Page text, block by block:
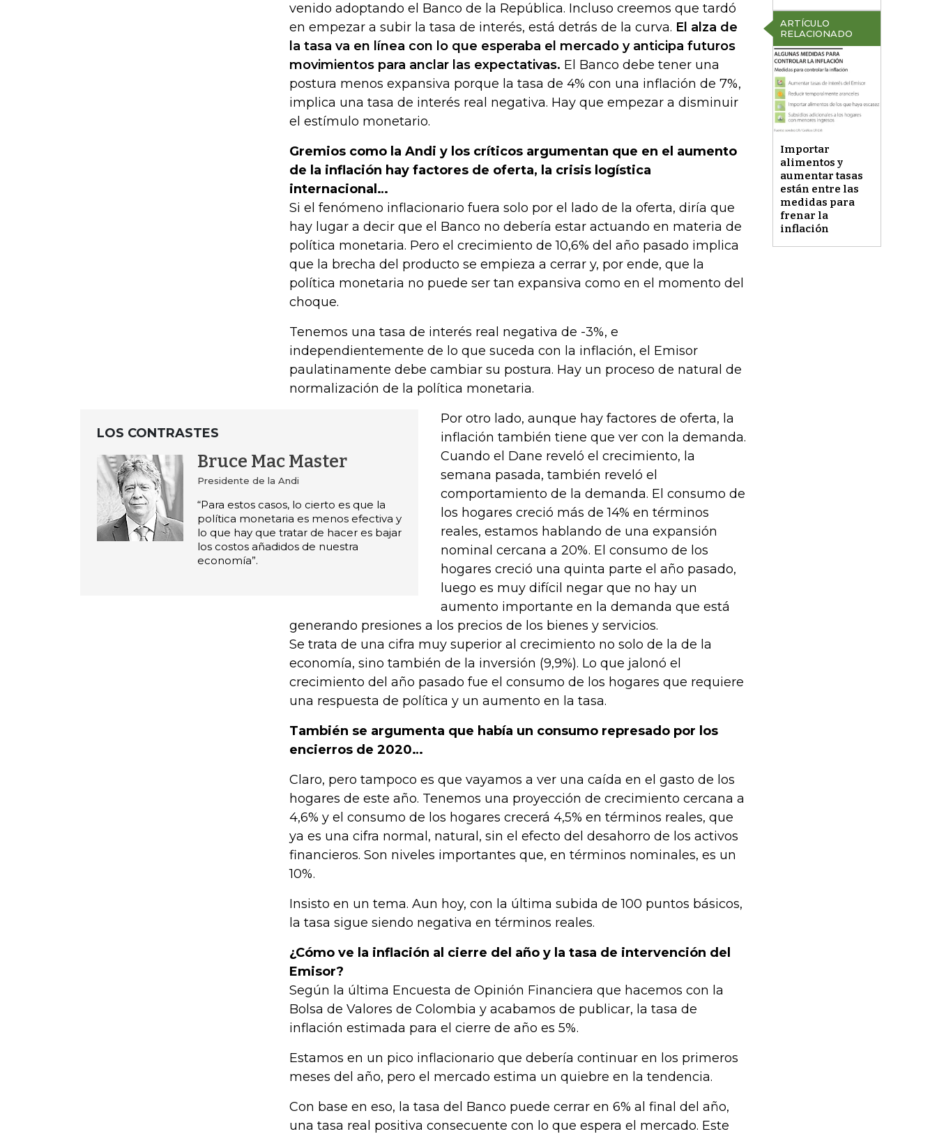
ARTÍCULO
RELACIONADO
Importar
alimentos y
aumentar tasas
están entre las
medidas para
frenar la
inflación
venido adoptando el Banco de la República. Incluso creemos que tardó
en empezar a subir la tasa de interés, está detrás de la curva. El alza de
la tasa va en línea con lo que esperaba el mercado y anticipa futuros
movimientos para anclar las expectativas. El Banco debe tener una
postura menos expansiva porque la tasa de 4% con una inflación de 7%,
implica una tasa de interés real negativa. Hay que empezar a disminuir
el estímulo monetario.
Gremios como la Andi y los críticos argumentan que en el aumento
de la inflación hay factores de oferta, la crisis logística
internacional…
Si el fenómeno inflacionario fuera solo por el lado de la oferta, diría que
hay lugar a decir que el Banco no debería estar actuando en materia de
política monetaria. Pero el crecimiento de 10,6% del año pasado implica
que la brecha del producto se empieza a cerrar y, por ende, que la
política monetaria no puede ser tan expansiva como en el momento del
choque.
Tenemos una tasa de interés real negativa de -3%, e
independientemente de lo que suceda con la inflación, el Emisor
paulatinamente debe cambiar su postura. Hay un proceso de natural de
normalización de la política monetaria.
LOS CONTRASTES
Bruce Mac Master
Presidente de la Andi
“Para estos casos, lo cierto es que la
política monetaria es menos efectiva y
lo que hay que tratar de hacer es bajar
los costos añadidos de nuestra
economía”.
Por otro lado, aunque hay factores de oferta, la
inflación también tiene que ver con la demanda.
Cuando el Dane reveló el crecimiento, la
semana pasada, también reveló el
comportamiento de la demanda. El consumo de
los hogares creció más de 14% en términos
reales, estamos hablando de una expansión
nominal cercana a 20%. El consumo de los
hogares creció una quinta parte el año pasado,
luego es muy difícil negar que no hay un
aumento importante en la demanda que está
generando presiones a los precios de los bienes y servicios.
Se trata de una cifra muy superior al crecimiento no solo de la de la
economía, sino también de la inversión (9,9%). Lo que jalonó el
crecimiento del año pasado fue el consumo de los hogares que requiere
una respuesta de política y un aumento en la tasa.
También se argumenta que había un consumo represado por los
encierros de 2020…
Claro, pero tampoco es que vayamos a ver una caída en el gasto de los
hogares de este año. Tenemos una proyección de crecimiento cercana a
4,6% y el consumo de los hogares crecerá 4,5% en términos reales, que
ya es una cifra normal, natural, sin el efecto del desahorro de los activos
financieros. Son niveles importantes que, en términos nominales, es un
10%.
Insisto en un tema. Aun hoy, con la última subida de 100 puntos básicos,
la tasa sigue siendo negativa en términos reales.
¿Cómo ve la inflación al cierre del año y la tasa de intervención del
Emisor?
Según la última Encuesta de Opinión Financiera que hacemos con la
Bolsa de Valores de Colombia y acabamos de publicar, la tasa de
inflación estimada para el cierre de año es 5%.
Estamos en un pico inflacionario que debería continuar en los primeros
meses del año, pero el mercado estima un quiebre en la tendencia.
Con base en eso, la tasa del Banco puede cerrar en 6% al final del año,
una tasa real positiva consecuente con lo que espera el mercado. Este